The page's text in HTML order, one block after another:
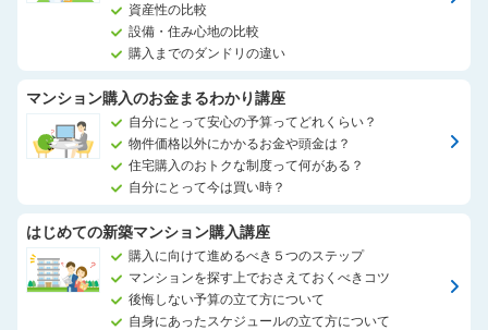
資産性の比較
設備・住み心地の比較
購入までのダンドリの違い
マンション購入のお金まるわかり講座
自分にとって安心の予算ってどれくらい？
物件価格以外にかかるお金や頭金は？
住宅購入のおトクな制度って何がある？
自分にとって今は買い時？
はじめての新築マンション購入講座
購入に向けて進めるべき５つのステップ
マンションを探す上でおさえておくべきコツ
後悔しない予算の立て方について
自身にあったスケジュールの立て方について